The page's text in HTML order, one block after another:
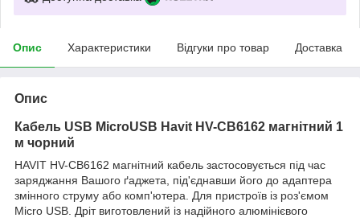
Опис Характеристики Відгуки про товар Доставка
Опис
Кабель USB MicroUSB Havit HV-CB6162 магнітний 1
м чорний
HAVIT HV-CB6162 магнітний кабель застосовується під час
заряджання Вашого ґаджета, під'єднавши його до адаптера
змінного струму або комп'ютера. Для пристроїв із роз'ємом
Micro USB. Дріт виготовлений із надійного алюмінієвого